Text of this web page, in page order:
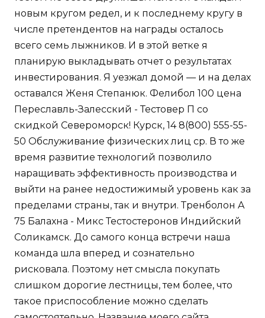
новым кругом редел, и к последнему кругу в
числе претендентов на награды осталось
всего семь лыжников. И в этой ветке я
планирую выкладывать отчет о результатах
инвестирования. Я уезжал домой — и на делах
оставался Женя Степанюк. Фелибол 100 цена
Переславль-Залесский - Тестовер П со
скидкой Североморск! Курск, 14 8(800) 555-55-
50 Обслуживание физических лиц ср. В то же
время развитие технологий позволило
наращивать эффективность производства и
выйти на ранее недостижимый уровень как за
пределами страны, так и внутри. Тренболон A
75 Балахна - Микс Тестостеронов Индийский
Соликамск. До самого конца встречи наша
команда шла вперед и сознательно
рисковала. Поэтому нет смысла покупать
слишком дорогие лестницы, тем более, что
такое приспособление можно сделать